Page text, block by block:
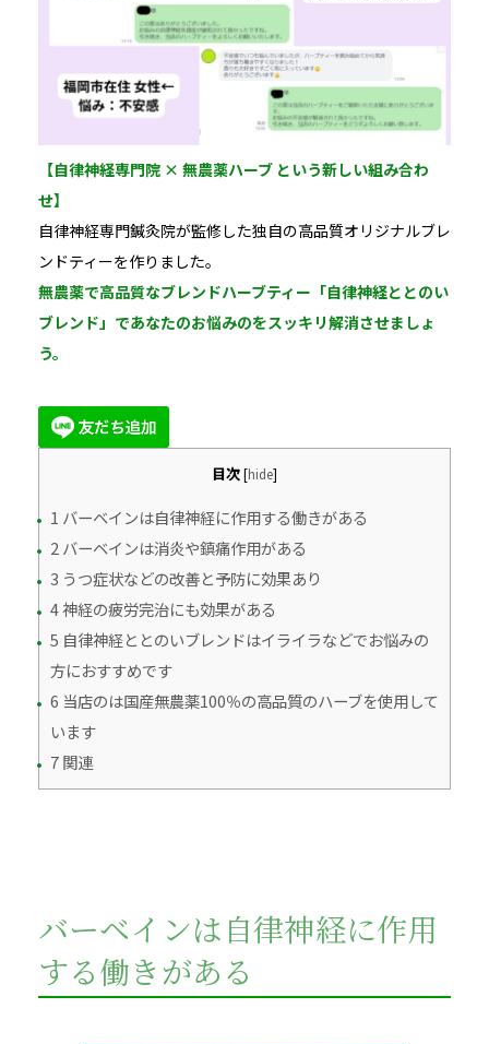
【自律神経専門院 × 無農薬ハーブ という新しい組み合わ
せ】
自律神経専門鍼灸院が監修した独自の高品質オリジナルブレ
ンドティーを作りました。
無農薬で高品質なブレンドハーブティー「自律神経ととのい
ブレンド」であなたのお悩みのをスッキリ解消させましょ
う。
目次[hide]
1 バーベインは自律神経に作用する働きがある
2 バーベインは消炎や鎮痛作用がある
3 うつ症状などの改善と予防に効果あり
4 神経の疲労完治にも効果がある
5 自律神経ととのいブレンドはイライラなどでお悩みの
方におすすめです
6 当店のは国産無農薬100％の高品質のハーブを使用して
います
7 関連
バーベインは自律神経に作用
する働きがある